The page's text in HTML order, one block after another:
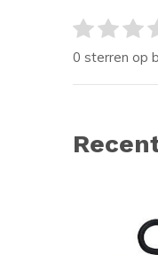
0 sterren op